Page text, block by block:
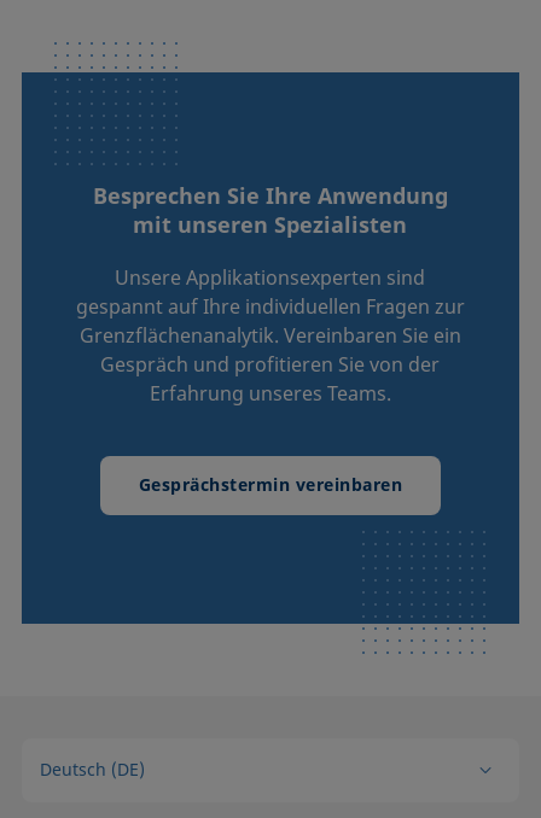
Besprechen Sie Ihre Anwendung
mit unseren Spezialisten
Unsere Applikationsexperten sind
gespannt auf Ihre individuellen Fragen zur
Grenzflächenanalytik. Vereinbaren Sie ein
Gespräch und profitieren Sie von der
Erfahrung unseres Teams.
Gesprächstermin vereinbaren
Deutsch (DE)